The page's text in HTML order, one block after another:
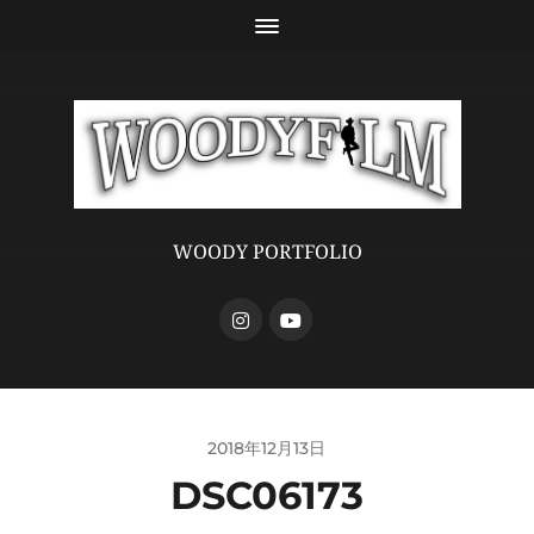
WOODY PORTFOLIO
2018年12月13日
DSC06173